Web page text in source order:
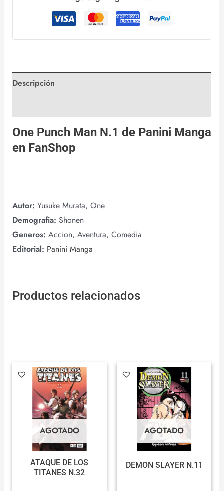
Descripción
One Punch Man N.1 de Panini Manga
en FanShop
Autor: Yusuke Murata, One
Demografia: Shonen
Generos: Accion, Aventura, Comedia
Editorial: Panini Manga
Productos relacionados
AGOTADO
ATAQUE DE LOS
TITANES N.32
AGOTADO
DEMON SLAYER N.11